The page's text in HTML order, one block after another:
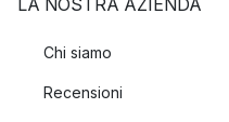
LA NOSTRA AZIENDA
Chi siamo
Recensioni